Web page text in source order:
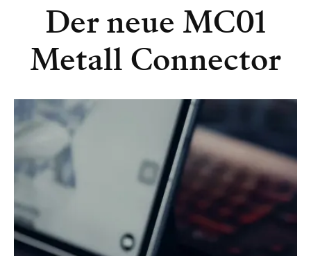
Der neue MC01
Metall Connector